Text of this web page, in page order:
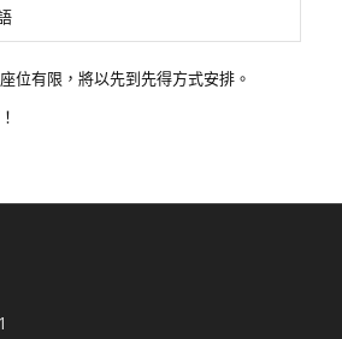
位有限，將以先到先得方式安排。